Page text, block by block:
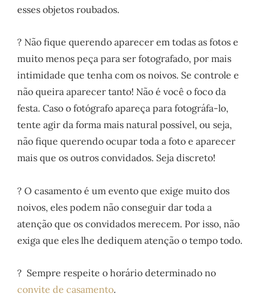
esses objetos roubados.
? Não fique querendo aparecer em todas as fotos e
muito menos peça para ser fotografado, por mais
intimidade que tenha com os noivos. Se controle e
não queira aparecer tanto! Não é você o foco da
festa. Caso o fotógrafo apareça para fotográfa-lo,
tente agir da forma mais natural possível, ou seja,
não fique querendo ocupar toda a foto e aparecer
mais que os outros convidados. Seja discreto!
? O casamento é um evento que exige muito dos
noivos, eles podem não conseguir dar toda a
atenção que os convidados merecem. Por isso, não
exiga que eles lhe dediquem atenção o tempo todo.
? Sempre respeite o horário determinado no
convite de casamento.